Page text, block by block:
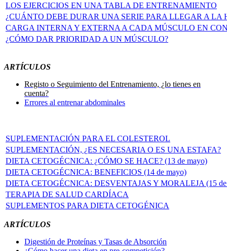
LOS EJERCICIOS EN UNA TABLA DE ENTRENAMIENTO
¿CUÁNTO DEBE DURAR UNA SERIE PARA LLEGAR A LA
CARGA INTERNA Y EXTERNA A CADA MÚSCULO EN
¿CÓMO DAR PRIORIDAD A UN MÚSCULO?
ARTÍCULOS
Registo o Seguimiento del Entrenamiento, ¿lo tienes en
cuenta?
Errores al entrenar abdominales
SUPLEMENTACIÓN PARA EL COLESTEROL
SUPLEMENTACIÓN, ¿ES NECESARIA O ES UNA ESTAFA?
DIETA CETOGÉCNICA: ¿CÓMO SE HACE? (13 de mayo)
DIETA CETOGÉCNICA: BENEFICIOS (14 de mayo)
DIETA CETOGÉCNICA: DESVENTAJAS Y MORALEJA (15 de
TERAPIA DE SALUD CARDÍACA
SUPLEMENTOS PARA DIETA CETOGÉNICA
ARTÍCULOS
Digestión de Proteínas y Tasas de Absorción